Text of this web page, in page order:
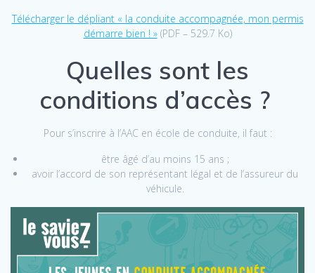
Télécharger le dépliant « la conduite accompagnée, mon permis
démarre bien ! »(PDF – 529.7 Ko)
Quelles sont les
conditions d’accès ?
Pour s’inscrire à l’AAC en école de conduite, il faut :
être âgé d’au moins 15 ans ;
avoir l’accord de son représentant légal et de l’assureur du
véhicule.